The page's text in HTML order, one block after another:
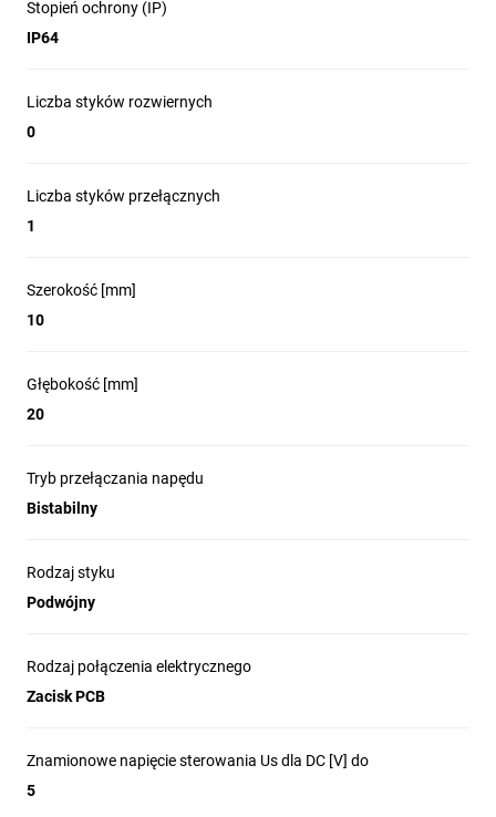
Stopień ochrony (IP)
IP64
Liczba styków rozwiernych
0
Liczba styków przełącznych
1
Szerokość [mm]
10
Głębokość [mm]
20
Tryb przełączania napędu
Bistabilny
Rodzaj styku
Podwójny
Rodzaj połączenia elektrycznego
Zacisk PCB
Znamionowe napięcie sterowania Us dla DC [V] do
5